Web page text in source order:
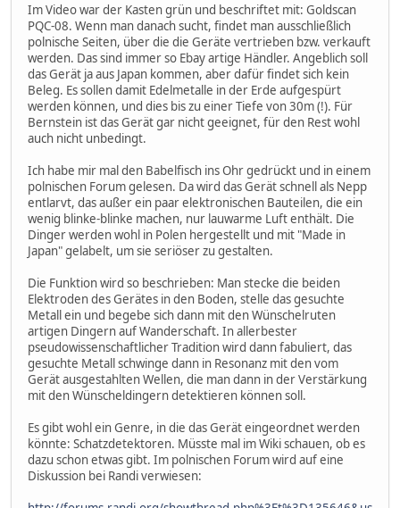
Im Video war der Kasten grün und beschriftet mit: Goldscan
PQC-08. Wenn man danach sucht, findet man ausschließlich
polnische Seiten, über die die Geräte vertrieben bzw. verkauft
werden. Das sind immer so Ebay artige Händler. Angeblich soll
das Gerät ja aus Japan kommen, aber dafür findet sich kein
Beleg. Es sollen damit Edelmetalle in der Erde aufgespürt
werden können, und dies bis zu einer Tiefe von 30m (!). Für
Bernstein ist das Gerät gar nicht geeignet, für den Rest wohl
auch nicht unbedingt.
Ich habe mir mal den Babelfisch ins Ohr gedrückt und in einem
polnischen Forum gelesen. Da wird das Gerät schnell als Nepp
entlarvt, das außer ein paar elektronischen Bauteilen, die ein
wenig blinke-blinke machen, nur lauwarme Luft enthält. Die
Dinger werden wohl in Polen hergestellt und mit "Made in
Japan" gelabelt, um sie seriöser zu gestalten.
Die Funktion wird so beschrieben: Man stecke die beiden
Elektroden des Gerätes in den Boden, stelle das gesuchte
Metall ein und begebe sich dann mit den Wünschelruten
artigen Dingern auf Wanderschaft. In allerbester
pseudowissenschaftlicher Tradition wird dann fabuliert, das
gesuchte Metall schwinge dann in Resonanz mit den vom
Gerät ausgestahlten Wellen, die man dann in der Verstärkung
mit den Wünscheldingern detektieren können soll.
Es gibt wohl ein Genre, in die das Gerät eingeordnet werden
könnte: Schatzdetektoren. Müsste mal im Wiki schauen, ob es
dazu schon etwas gibt. Im polnischen Forum wird auf eine
Diskussion bei Randi verwiesen: